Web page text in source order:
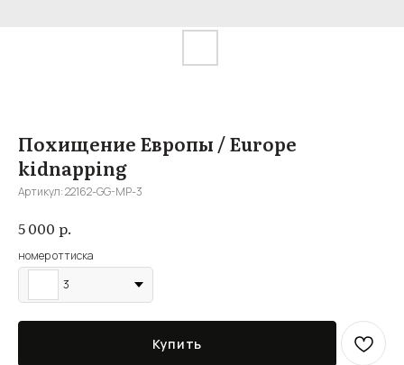
Похищение Европы / Europe
kidnapping
Артикул:22162-GG-MP-3
5 000 р.
номер оттиска
3
Купить